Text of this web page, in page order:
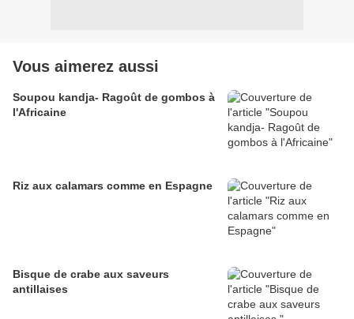
Vous aimerez aussi
Soupou kandja- Ragoût de gombos à
l'Africaine
Riz aux calamars comme en Espagne
Bisque de crabe aux saveurs
antillaises